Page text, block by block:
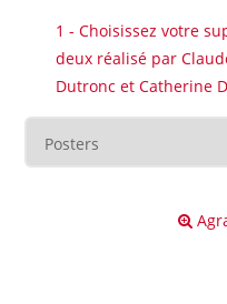
1 - Choisissez votre
deux réalisé par
Dutronc et Catherine